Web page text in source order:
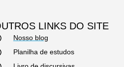
LINKS DO SITE
Nosso blog
Planilha de estudos